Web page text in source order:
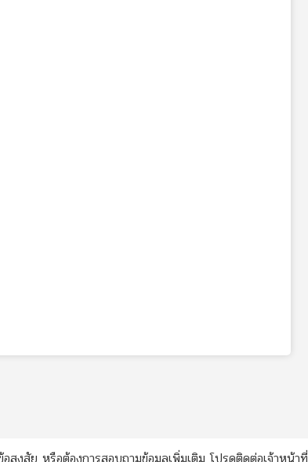
สงสัย หรือต้องการสอบถามข้อมูลเพิ่มเติม โปรดติดต่อเจ้าหน้าที่